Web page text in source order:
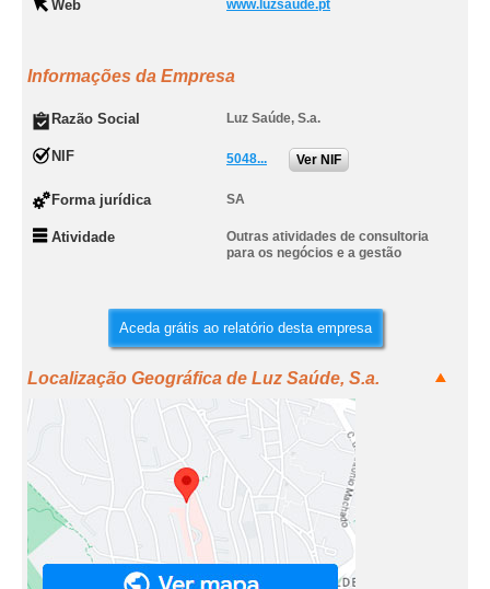
Web www.luzsaude.pt
Informações da Empresa
Razão Social Luz Saúde, S.a.
NIF 5048... Ver NIF
Forma jurídica SA
Atividade
Outras atividades de consultoria
para os negócios e a gestão
Aceda grátis ao relatório desta empresa
Localização Geográfica de Luz Saúde, S.a.